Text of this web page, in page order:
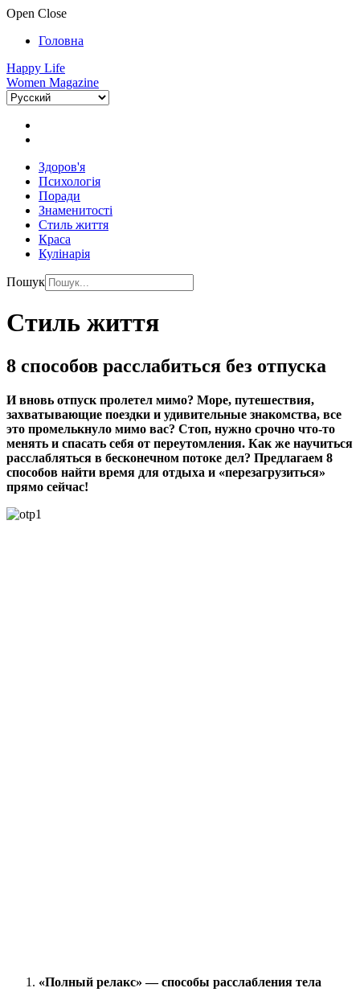
Open Close
Головна
Happy Life
Women Magazine
Здоров'я
Психологія
Поради
Знаменитості
Стиль життя
Краса
Кулінарія
Пошук
Стиль життя
8 способов расслабиться без отпуска
И вновь отпуск пролетел мимо? Море, путешествия,
захватывающие поездки и удивительные знакомства, все
это промелькнуло мимо вас? Стоп, нужно срочно что-то
менять и спасать себя от переутомления. Как же научиться
расслабляться в бесконечном потоке дел? Предлагаем 8
способов найти время для отдыха и «перезагрузиться»
прямо сейчас!
«Полный релакс» — способы расслабления тела